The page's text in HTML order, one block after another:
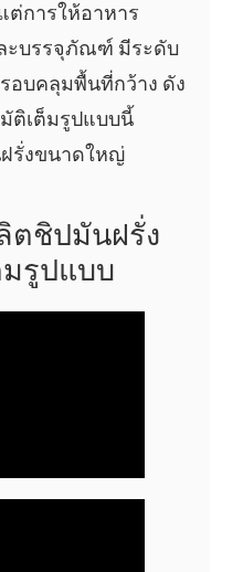
ต่การให้อาหาร
ะบรรจุภัณฑ์ มีระดับ
อบคลุมพื้นที่กว้าง ดัง
ติเต็มรูปแบบนี้
รั่งขนาดใหญ่
ตชิปมันฝรั่ง
รูปแบบ